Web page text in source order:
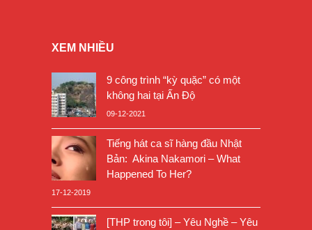
XEM NHIỀU
9 công trình “kỳ quặc” có một
không hai tại Ấn Độ
09-12-2021
Tiếng hát ca sĩ hàng đầu Nhật
Bản: Akina Nakamori – What
Happened To Her?
17-12-2019
[THP trong tôi] – Yêu Nghề – Yêu